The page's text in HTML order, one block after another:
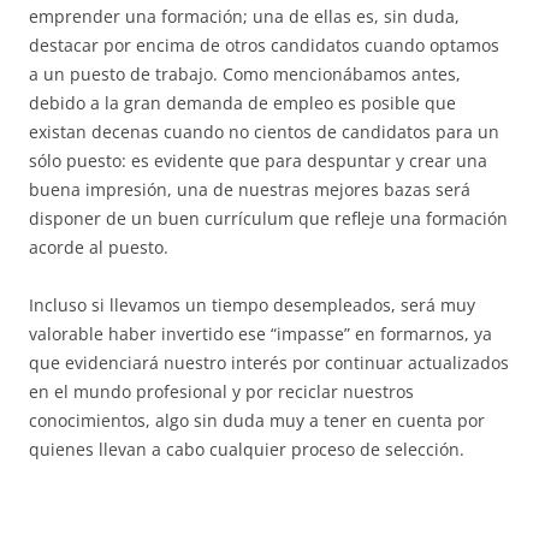
emprender una formación; una de ellas es, sin duda,
destacar por encima de otros candidatos cuando optamos
a un puesto de trabajo. Como mencionábamos antes,
debido a la gran demanda de empleo es posible que
existan decenas cuando no cientos de candidatos para un
sólo puesto: es evidente que para despuntar y crear una
buena impresión, una de nuestras mejores bazas será
disponer de un buen currículum que refleje una formación
acorde al puesto.
Incluso si llevamos un tiempo desempleados, será muy
valorable haber invertido ese “impasse” en formarnos, ya
que evidenciará nuestro interés por continuar actualizados
en el mundo profesional y por reciclar nuestros
conocimientos, algo sin duda muy a tener en cuenta por
quienes llevan a cabo cualquier proceso de selección.